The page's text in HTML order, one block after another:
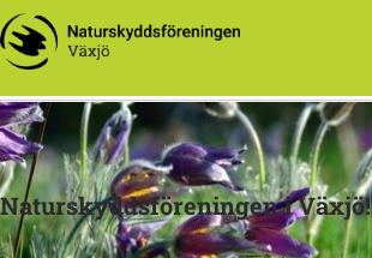
Naturskyddsföreningen i Växjö!